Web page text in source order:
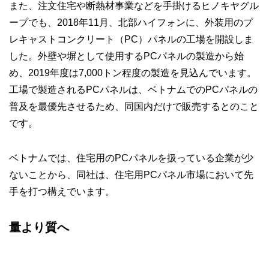
また、注文住宅や断熱材事業などを手掛けるヒノキヤグル
ープでも、2018年11月、北部ハイフォンに、外装用のプ
レキャストコンクリート（PC）パネルの工場を開設しま
した。外壁や塀として使用するPCパネルの製造から始
め、2019年度は7,000トン程度の製造を見込んでいます。
工場で製造されるPCパネルは、ベトナムでのPCパネルの
普及を最優先させるため、同国内だけで販売するとのこと
です。
ベトナムでは、住宅用のPCパネルを扱っている企業が少
ないことから、同社は、住宅用PCパネル市場において先
手を打つ構えでいます。
量より質へ